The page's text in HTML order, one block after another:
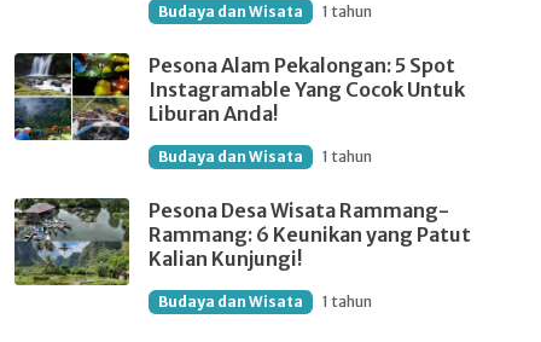
Budaya dan Wisata 1 tahun
Pesona Alam Pekalongan: 5 Spot
Instagramable Yang Cocok Untuk
Liburan Anda!
Budaya dan Wisata 1 tahun
Pesona Desa Wisata Rammang-
Rammang: 6 Keunikan yang Patut
Kalian Kunjungi!
Budaya dan Wisata 1 tahun